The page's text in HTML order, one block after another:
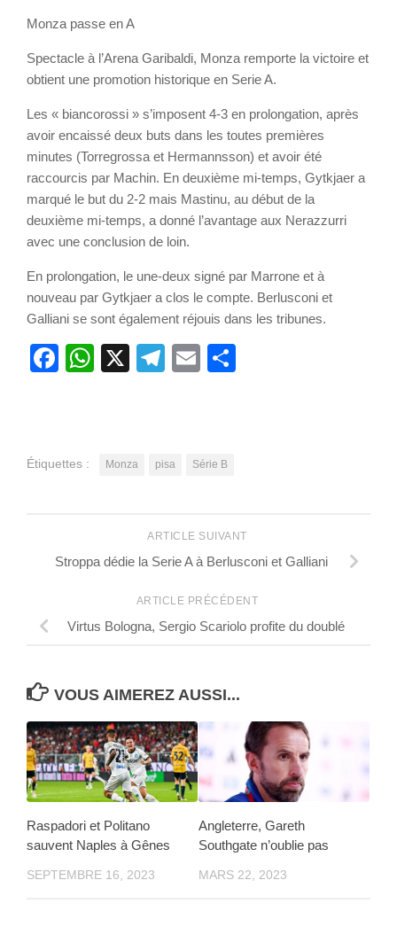
Monza passe en A
Spectacle à l’Arena Garibaldi, Monza remporte la victoire et
obtient une promotion historique en Serie A.
Les « biancorossi » s’imposent 4-3 en prolongation, après
avoir encaissé deux buts dans les toutes premières
minutes (Torregrossa et Hermannsson) et avoir été
raccourcis par Machin. En deuxième mi-temps, Gytkjaer a
marqué le but du 2-2 mais Mastinu, au début de la
deuxième mi-temps, a donné l’avantage aux Nerazzurri
avec une conclusion de loin.
En prolongation, le une-deux signé par Marrone et à
nouveau par Gytkjaer a clos le compte. Berlusconi et
Galliani se sont également réjouis dans les tribunes.
Facebook
WhatsApp
X Telegram
Email
Étiquettes : Monza pisa Série B
ARTICLE SUIVANT
Stroppa dédie la Serie A à Berlusconi et Galliani
ARTICLE PRÉCÉDENT
Virtus Bologna, Sergio Scariolo profite du doublé
VOUS AIMEREZ AUSSI...
Raspadori et Politano
sauvent Naples à Gênes
SEPTEMBRE 16, 2023
Angleterre, Gareth
Southgate n’oublie pas
MARS 22, 2023